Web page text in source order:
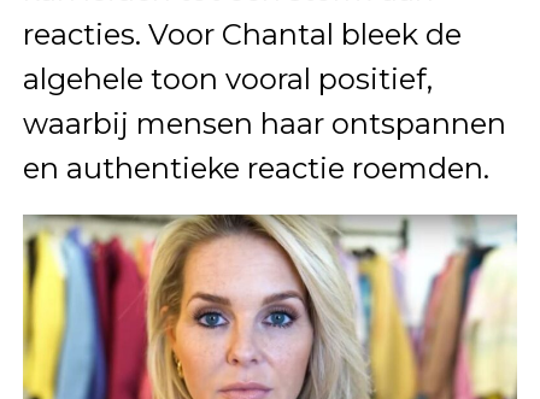
reacties. Voor Chantal bleek de
algehele toon vooral positief,
waarbij mensen haar ontspannen
en authentieke reactie roemden.